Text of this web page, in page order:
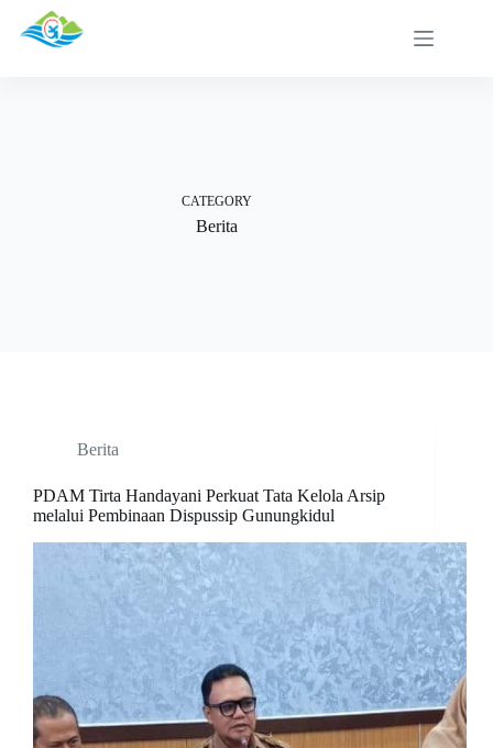
content
CATEGORY
Berita
Berita
PDAM Tirta Handayani Perkuat Tata Kelola Arsip
melalui Pembinaan Dispussip Gunungkidul